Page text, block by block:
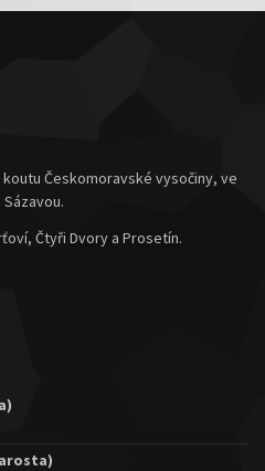
Českomoravské vysočiny, ve
Čtyři Dvory a Prosetín.